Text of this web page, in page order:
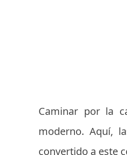
Caminar por la
moderno. Aquí,
convertido a este